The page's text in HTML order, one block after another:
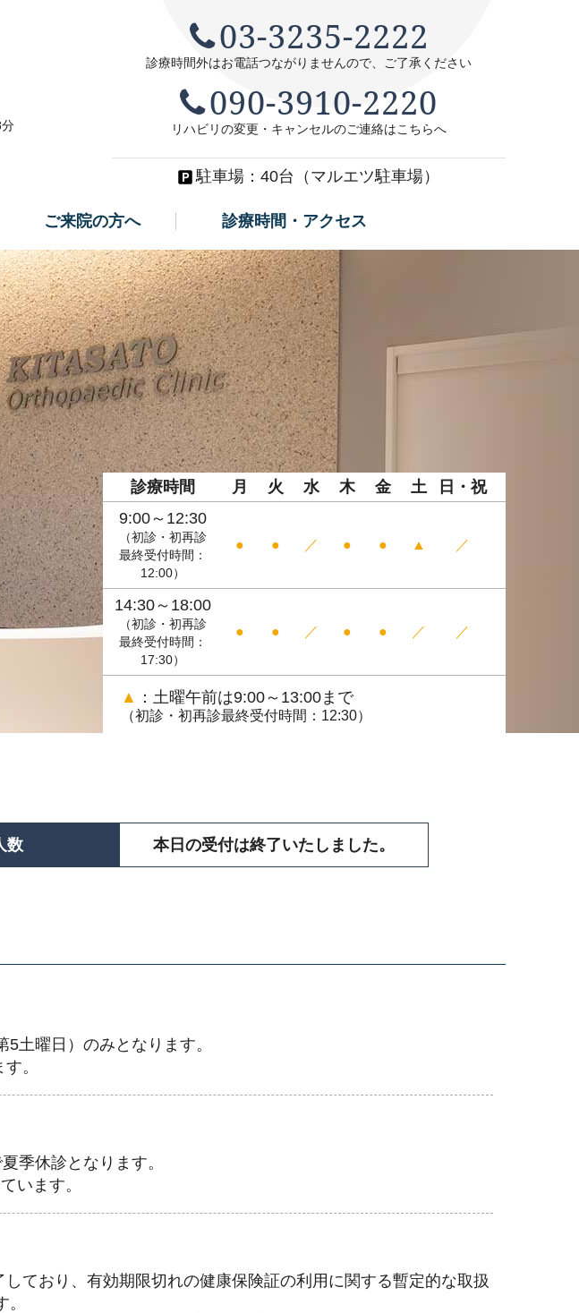
整形外科｜北里整形外科クリニック｜新宿区 文京区 03-3235-2222
診療時間外はお電話つながりませんので、 ご了承ください
090-3910-2220
リハビリの変更・キャンセルのご連絡はこちらへ
駐車場：40台（マルエツ駐車場）
ご来院の方へ 診療時間・アクセス
▲ ：土曜午前は9:00～13:00まで
（初診・初再診最終受付時間：12:30）
診療時間 月 火 水 木 金 土 日 ・ 祝
9:00～12:30
（初診・初再診
最終受付時間：
12:00）
● ● ／ ● ● ▲ ／
14:30～18:00
（初診・初再診
最終受付時間：
17:30）
● ● ／ ● ● ／ ／
数 本日の受付は終了いたしました。
土曜日）のみとなります。
。
季休診となります。
います。
ており、有効期限切れの健康保険証の利用に関する暫定的な取扱